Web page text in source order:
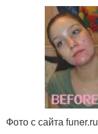
Фото с сайта funer.ru